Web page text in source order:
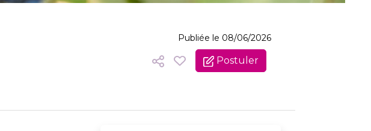
Publiée le 08/06/2026
Postuler